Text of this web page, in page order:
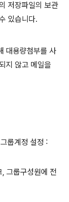
저장파일의 보관
있습니다.
대용량첨부를 사
지 않고 메일을
룹계정 설정 :
그룹구성원에 전